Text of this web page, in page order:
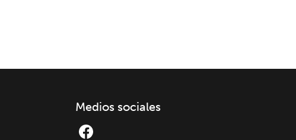
Medios sociales